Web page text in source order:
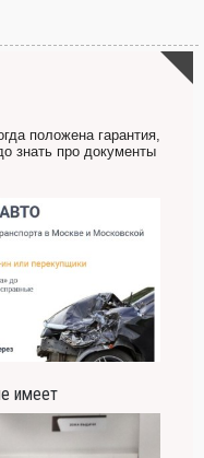
это пропустить его мимо ушей.
того, кто его дал.
положена гарантия,
знать про документы
имеет